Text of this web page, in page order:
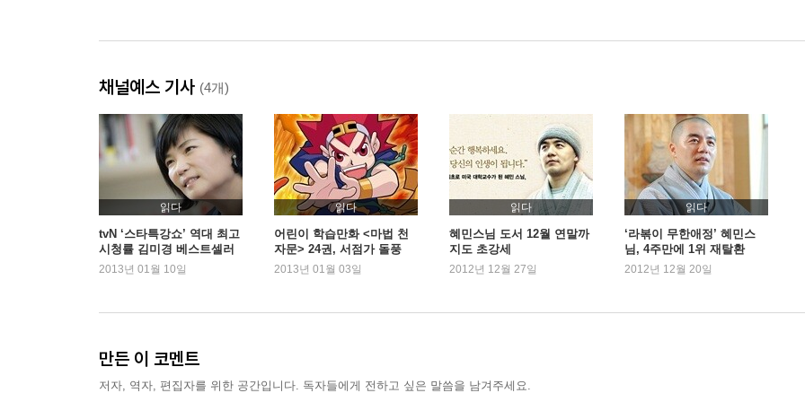
채널예스 기사 (4개)
읽다
tvN ‘스타특강쇼’ 역대 최고
시청률 김미경 베스트셀러
2위
2013년 01월 10일
읽다
어린이 학습만화 <마법 천
자문> 24권, 서점가 돌풍
2013년 01월 03일
읽다
혜민스님 도서 12월 연말까
지도 초강세
2012년 12월 27일
읽다
‘라볶이 무한애정’ 혜민스
님, 4주만에 1위 재탈환
2012년 12월 20일
만든 이 코멘트
저자, 역자, 편집자를 위한 공간입니다. 독자들에게 전하고 싶은 말씀을 남겨주세요.